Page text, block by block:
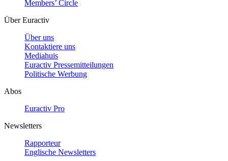
Members’ Circle
Über Euractiv
Über uns
Kontaktiere uns
Mediahuis
Euractiv Pressemitteilungen
Politische Werbung
Abos
Euractiv Pro
Newsletters
Rapporteur
Englische Newsletters